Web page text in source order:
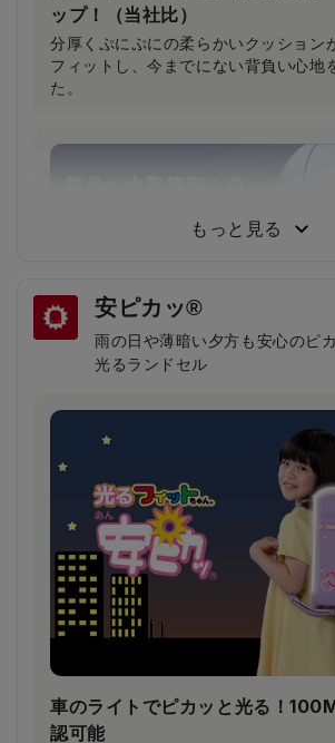
ップ！（当社比）
分厚くぷにぷにの柔らかいクッション
フィットし、今までにない背負い心地
た。
鎖骨から大胸筋へかかる圧力が約
（当社比）
柔らかいクッション＆特許登録された
ションによって、肩への圧力が分散さ
が軽減されます。
もっと見る
安ピカッ®
雨の日や薄暗い夕方も安心のピ
光るランドセル
車のライトでピカッと光る！
認可能